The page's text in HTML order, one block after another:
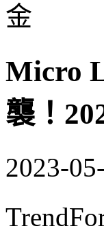
金
Micro
襲！
2023-